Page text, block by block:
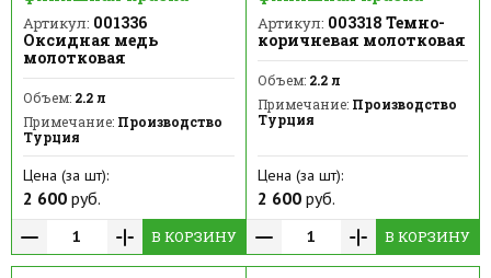
Артикул: 001336
Оксидная медь
молотковая
Объем: 2.2 л
Примечание: Производство
Турция
Цена (за шт):
2 600 руб.
В КОРЗИНУ
Артикул: 003318 Темно-
коричневая молотковая
Объем:2.2 л
Примечание:Производство
Турция
Цена (за шт):
2 600руб.
В КОРЗИНУ